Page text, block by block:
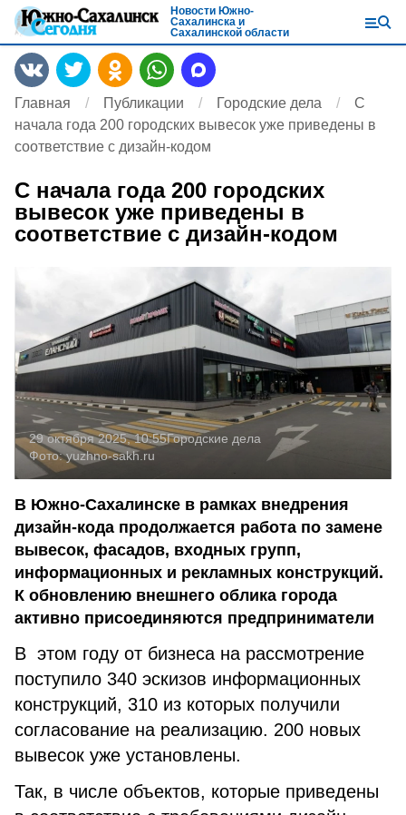
Новости Южно-
Сахалинска и
Сахалинской области
Главная Публикации Городские дела
С
начала года 200 городских вывесок уже приведены в
соответствие с дизайн-кодом
С начала года 200 городских
вывесок уже приведены в
соответствие с дизайн-кодом
29 октября 2025, 10:55Городские дела
Фото:yuzhno-sakh.ru
В Южно-Сахалинске в рамках внедрения
дизайн-кода продолжается работа по замене
вывесок, фасадов, входных групп,
информационных и рекламных конструкций.
К обновлению внешнего облика города
активно присоединяются предприниматели
В этом году от бизнеса на рассмотрение
поступило 340 эскизов информационных
конструкций, 310 из которых получили
согласование на реализацию. 200 новых
вывесок уже установлены.
Так, в числе объектов, которые приведены